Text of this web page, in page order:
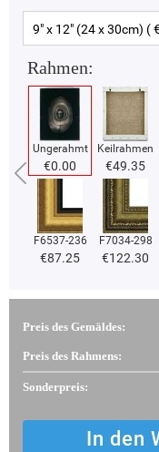
9" x 12" (24 x 30cm) (
Rahmen:
Ungerahmt
€0.00
Keilrahmen
€49.35
F6537-236
€87.25
F7034-298
€122.30
Preis des Gemäldes:
Preis des Rahmens:
Sonderpreis: